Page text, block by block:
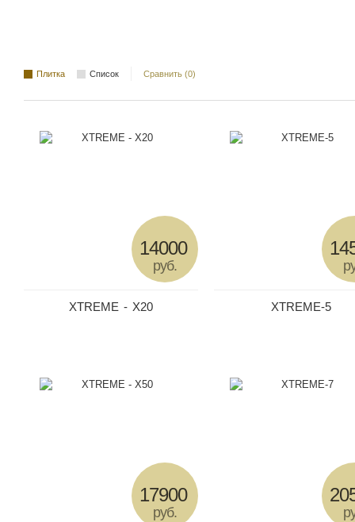
Плитка Список Сравнить (0)
XTREME - X20
14000
руб.
XTREME-5
17900
руб.